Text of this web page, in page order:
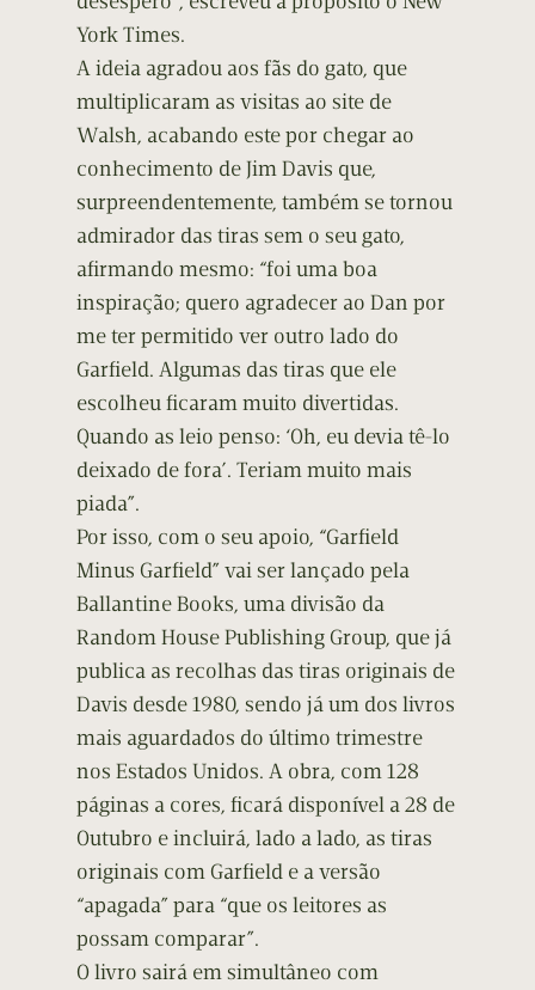
York Times.
A ideia agradou aos fãs do gato, que
multiplicaram as visitas ao site de
Walsh, acabando este por chegar ao
conhecimento de Jim Davis que,
surpreendentemente, também se tornou
admirador das tiras sem o seu gato,
afirmando mesmo: “foi uma boa
inspiração; quero agradecer ao Dan por
me ter permitido ver outro lado do
Garfield. Algumas das tiras que ele
escolheu ficaram muito divertidas.
Quando as leio penso: ‘Oh, eu devia tê-lo
deixado de fora’. Teriam muito mais
piada”.
Por isso, com o seu apoio, “Garfield
Minus Garfield” vai ser lançado pela
Ballantine Books, uma divisão da
Random House Publishing Group, que já
publica as recolhas das tiras originais de
Davis desde 1980, sendo já um dos livros
mais aguardados do último trimestre
nos Estados Unidos. A obra, com 128
páginas a cores, ficará disponível a 28 de
Outubro e incluirá, lado a lado, as tiras
originais com Garfield e a versão
“apagada” para “que os leitores as
possam comparar”.
O livro sairá em simultâneo com